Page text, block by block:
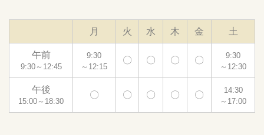
月 火 水 木 金 土
午前
9:30～12:45
9:30
～12:15
〇 〇 〇 〇
9:30
～12:30
午後
15:00～18:30
〇 〇 〇 〇 〇
14:30
～17:00